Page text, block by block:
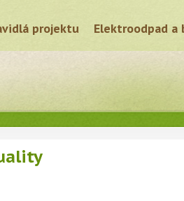
projektu Elektroodpad a